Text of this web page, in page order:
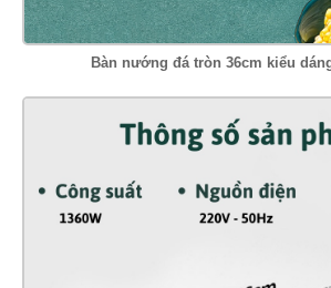
Bàn nướng đá tròn 36cm kiểu